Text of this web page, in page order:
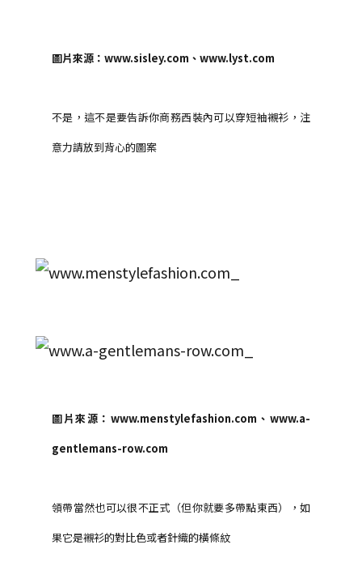
圖片來源：www.sisley.com、www.lyst.com
不是，這不是要告訴你商務西裝內可以穿短袖襯衫，注
意力請放到背心的圖案
圖片來源：www.menstylefashion.com、www.a-
gentlemans-row.com
領帶當然也可以很不正式（但你就要多帶點東西），如
果它是襯衫的對比色或者針織的橫條紋